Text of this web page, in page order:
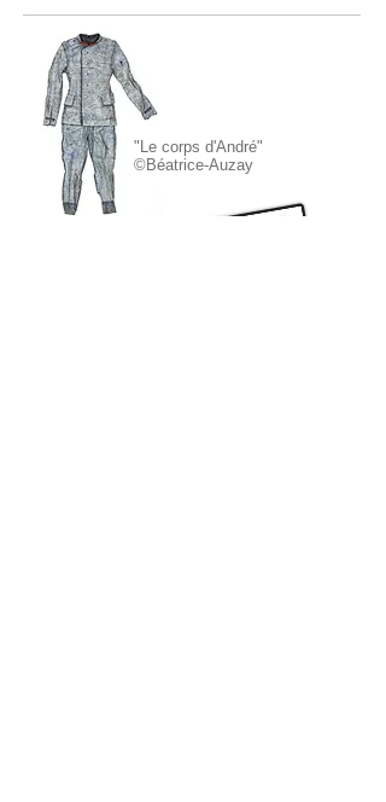
"Le corps d'André"
©Béatrice-Auzay